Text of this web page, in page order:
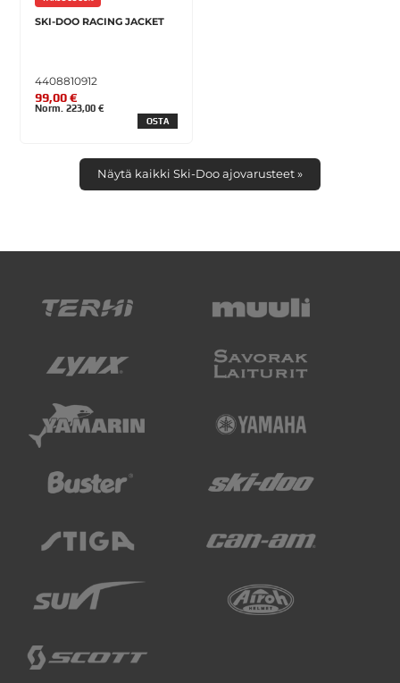
SKI-DOO RACING JACKET
4408810912
99,00 €
Norm. 223,00 €
OSTA
Näytä kaikki Ski-Doo ajovarusteet »